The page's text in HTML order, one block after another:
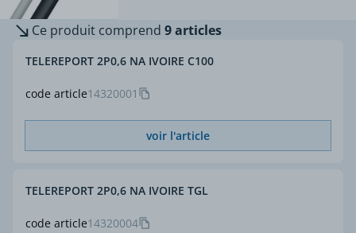
Ce produit comprend 9 articles
code article14320001
TELEREPORT 2P0,6 NA IVOIRE C100
voir l'article
code article14320004
TELEREPORT 2P0,6 NA IVOIRE TGL